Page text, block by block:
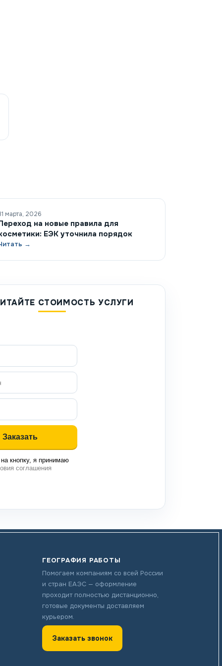
марта, 2026
на новые правила для
ЕЭК уточнила порядок
→
СТОИМОСТЬ УСЛУГИ
кнопку, я принимаю
соглашения
ГЕОГРАФИЯ РАБОТЫ
Помогаем компаниям со всей России
и стран ЕАЭС — оформление
проходит полностью дистанционно,
готовые документы доставляем
курьером.
Заказать звонок